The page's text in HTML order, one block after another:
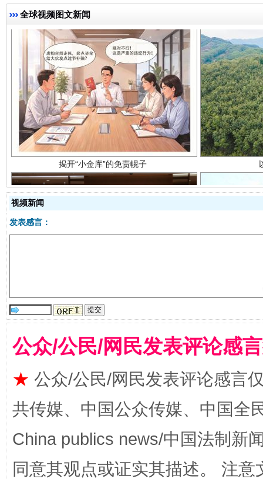
全球视频图文新闻
揭开“小金库”的免责幌子
全民健身五年计划来了！等你上场
视频新闻
发表感言：
公众/公民/网民发表评论感
★ 公众/公民/网民发表评论感言
共传媒、中国公众传媒、中国全
China publics news/中国法制新
同意其观点或证实其描述。 注